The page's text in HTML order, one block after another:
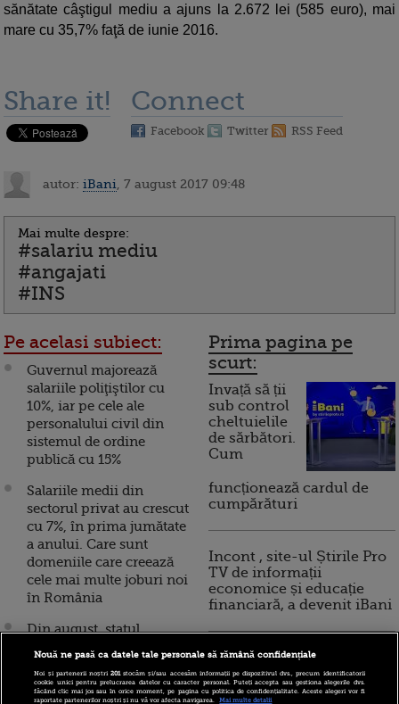
sănătate câştigul mediu a ajuns la 2.672 lei (585 euro), mai
mare cu 35,7% faţă de iunie 2016.
Share it! Connect
Facebook Twitter RSS Feed
autor: iBani , 7 august 2017 09:48
Mai multe despre:
#salariu mediu
#angajati
#INS
Pe acelasi subiect:
Guvernul majorează
salariile poliţiştilor cu
10%, iar pe cele ale
personalului civil din
sistemul de ordine
publică cu 15%
Salariile medii din
sectorul privat au crescut
cu 7%, în prima jumătate
a anului. Care sunt
domeniile care creează
cele mai multe joburi noi
în România
Din august, statul
taxeaza munca part-time
minim. Cine sunt
salariatii cei mai afectati
Prima pagina pe
scurt:
Invață să ții
sub control
cheltuielile
de sărbători.
Cum
funcționează cardul de
cumpărături
Incont , site-ul Știrile Pro
TV de informații
economice și educație
financiară, a devenit iBani
10 reguli pentru decizii
financiare inteligente
Nouă ne pasă ca datele tale personale să rămână confidențiale
Noi și partenerii noștri201stocăm și/sau accesăm informații pe dispozitivul dvs., precum identificatorii
cookie unici pentru prelucrarea datelor cu caracter personal. Puteți accepta sau gestiona alegerile dvs.
făcând clic mai jos sau în orice moment, pe pagina cu politica de confidențialitate. Aceste alegeri vor fi
raportate partenerilor noștri și nu vă vor afecta navigarea.
Mai multe detalii